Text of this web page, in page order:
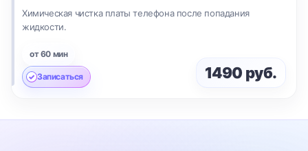
Химическая чистка платы телефона после попадания
жидкости.
от 60 мин
Записаться 1490 руб.